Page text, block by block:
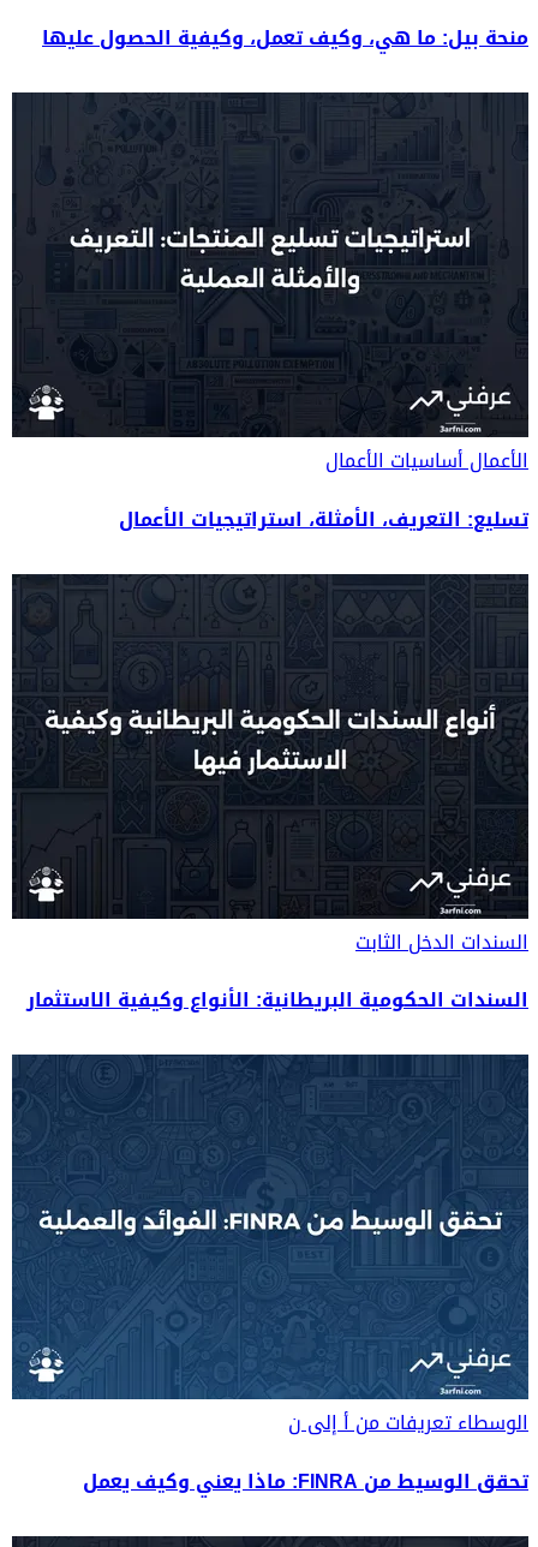
منحة بيل: ما هي، وكيف تعمل، وكيفية الحصول عليها
الأعمالأساسيات الأعمال
تسليع: التعريف، الأمثلة، استراتيجيات الأعمال
السنداتالدخل الثابت
السندات الحكومية البريطانية: الأنواع وكيفية الاستثمار
الوسطاءتعريفات من أ إلى ن
تحقق الوسيط من FINRA: ماذا يعني وكيف يعمل